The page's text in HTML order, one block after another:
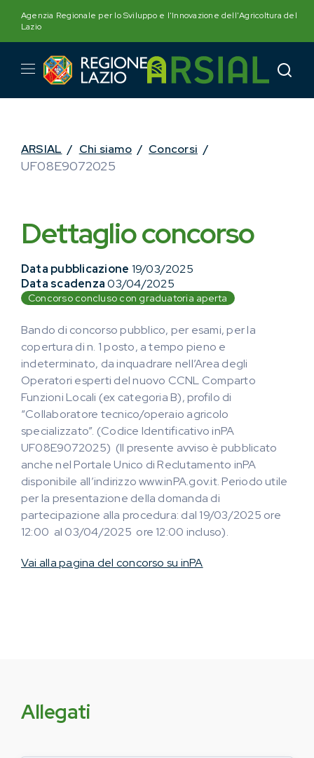
content
Agenzia Regionale per lo Sviluppo e l'Innovazione dell'Agricoltura del
Lazio
ARSIAL / Chi siamo / Concorsi /
UF08E9072025
Dettaglio concorso
Data pubblicazione 19/03/2025
Data scadenza03/04/2025
Concorso concluso con graduatoria aperta
Bando di concorso pubblico, per esami, per la
copertura di n. 1 posto, a tempo pieno e
indeterminato, da inquadrare nell’Area degli
Operatori esperti del nuovo CCNL Comparto
Funzioni Locali (ex categoria B), profilo di
“Collaboratore tecnico/operaio agricolo
specializzato”. (Codice Identificativo inPA
UF08E9072025) (Il presente avviso è pubblicato
anche nel Portale Unico di Reclutamento inPA
disponibile all’indirizzo www.inPA.gov.it. Periodo utile
per la presentazione della domanda di
partecipazione alla procedura: dal 19/03/2025 ore
12:00 al 03/04/2025 ore 12:00 incluso).
Vai alla pagina del concorso su inPA
Allegati